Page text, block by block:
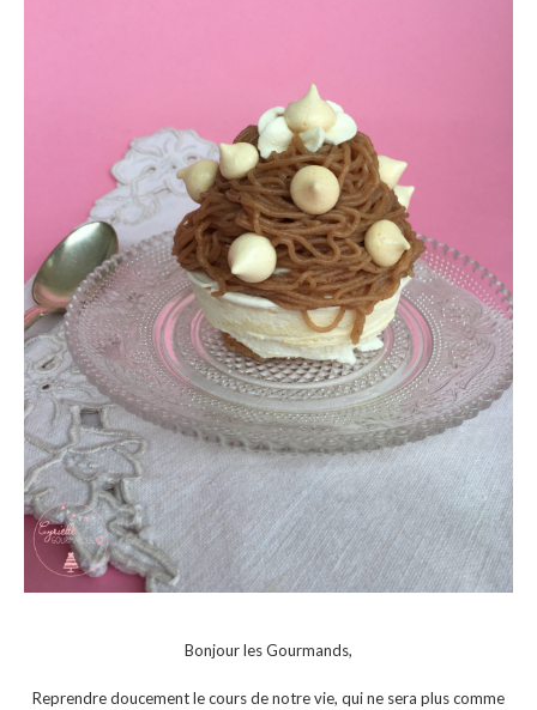
Bonjour les Gourmands,
Reprendre doucement le cours de notre vie, qui ne sera plus comme